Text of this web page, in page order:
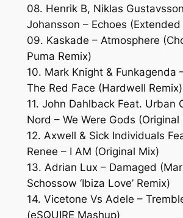
08. Henrik B, Niklas
Johansson – Echoes (Extended
09. Kaskade – Atmosphere
Puma Remix)
10. Mark Knight & Funkagenda
The Red Face (Hardwell Remix)
11. John Dahlback Feat. Urban
Nord – We Were Gods (Original
12. Axwell & Sick Individuals
Renee – I AM (Original Mix)
13. Adrian Lux – Damaged
Schossow ‘Ibiza Love’ Remix)
14. Vicetone Vs Adele –
(eSQUIRE Mashup)